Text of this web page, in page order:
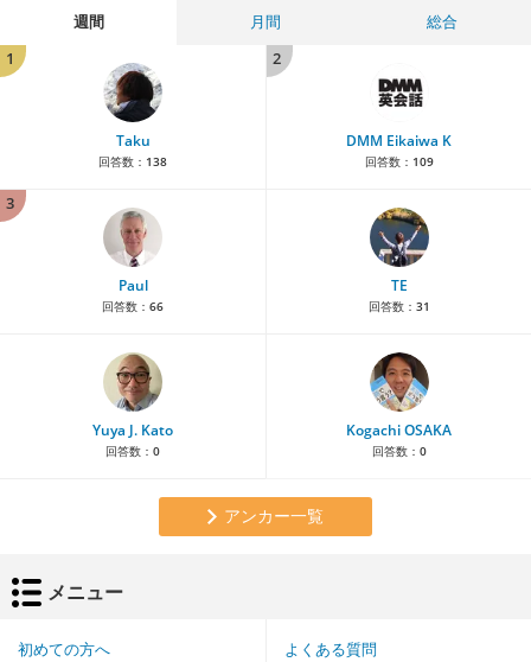
週間 月間
総合
1
Taku
回答数： 138
2
DMM Eikaiwa K
回答数： 109
3
Paul
回答数： 66
TE
回答数： 31
Yuya J. Kato
回答数： 0
Kogachi OSAKA
回答数： 0
アンカー一覧
メニュー
初めての方へ よくある質問